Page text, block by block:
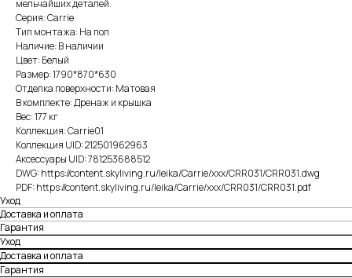
мельчайших деталей.
Серия: Carrie
Тип монтажа: На пол
Наличие: В наличии
Цвет: Белый
Размер: 1790*870*630
Отделка поверхности: Матовая
В комплекте: Дренаж и крышка
Вес: 177 кг
Коллекция: Carrie01
Коллекция UID: 212501962963
Аксессуары UID: 781253688512
DWG: https://content.skyliving.ru/leika/Carrie/xxx/CRR031/CRR031.dwg
PDF: https://content.skyliving.ru/leika/Carrie/xxx/CRR031/CRR031.pdf
Уход
Доставка и оплата
Гарантия
Уход
Доставка и оплата
Гарантия